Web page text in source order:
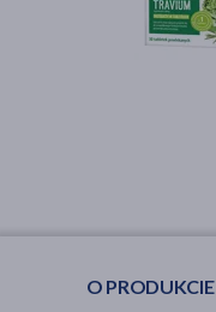
O PRODUKCIE